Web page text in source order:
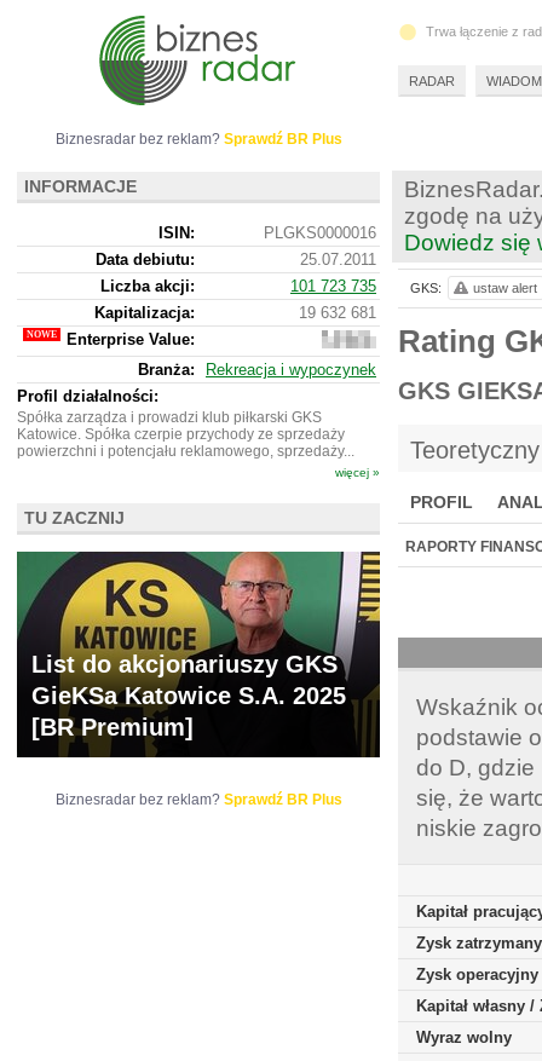
zgodę na
Dowiedz się
Rating
GKS
PROFIL
BR LAB
RAPORTY
Wskaźnik
podstawie
do D, gdzie
się, że
niskie
Kapitał
Zysk
Zysk operacyjny
Kapitał własny
Wyraz wolny
GKS: ustaw alert
Biznesradar bez reklam? Sprawdź BR Plus
INFORMACJE
ISIN:
PLGKS0000016
Data debiutu:
25.07.2011
Liczba akcji:
101 723 735
Kapitalizacja:
19 632 681
Enterprise Value:
15
946
681
Branża:
Rekreacja i wypoczynek
Profil działalności:
Spółka zarządza i prowadzi klub piłkarski GKS
Katowice. Spółka czerpie przychody ze sprzedaży
powierzchni i potencjału reklamowego, sprzedaży...
więcej »
TU ZACZNIJ
List do akcjonariuszy GKS
GieKSa Katowice S.A. 2025
[BR Premium]
Biznesradar bez reklam? Sprawdź BR Plus
Trwa łączenie z
RADAR